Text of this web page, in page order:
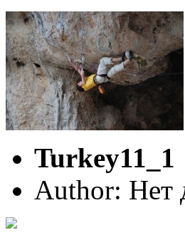
Turkey11_1
Author: Нет